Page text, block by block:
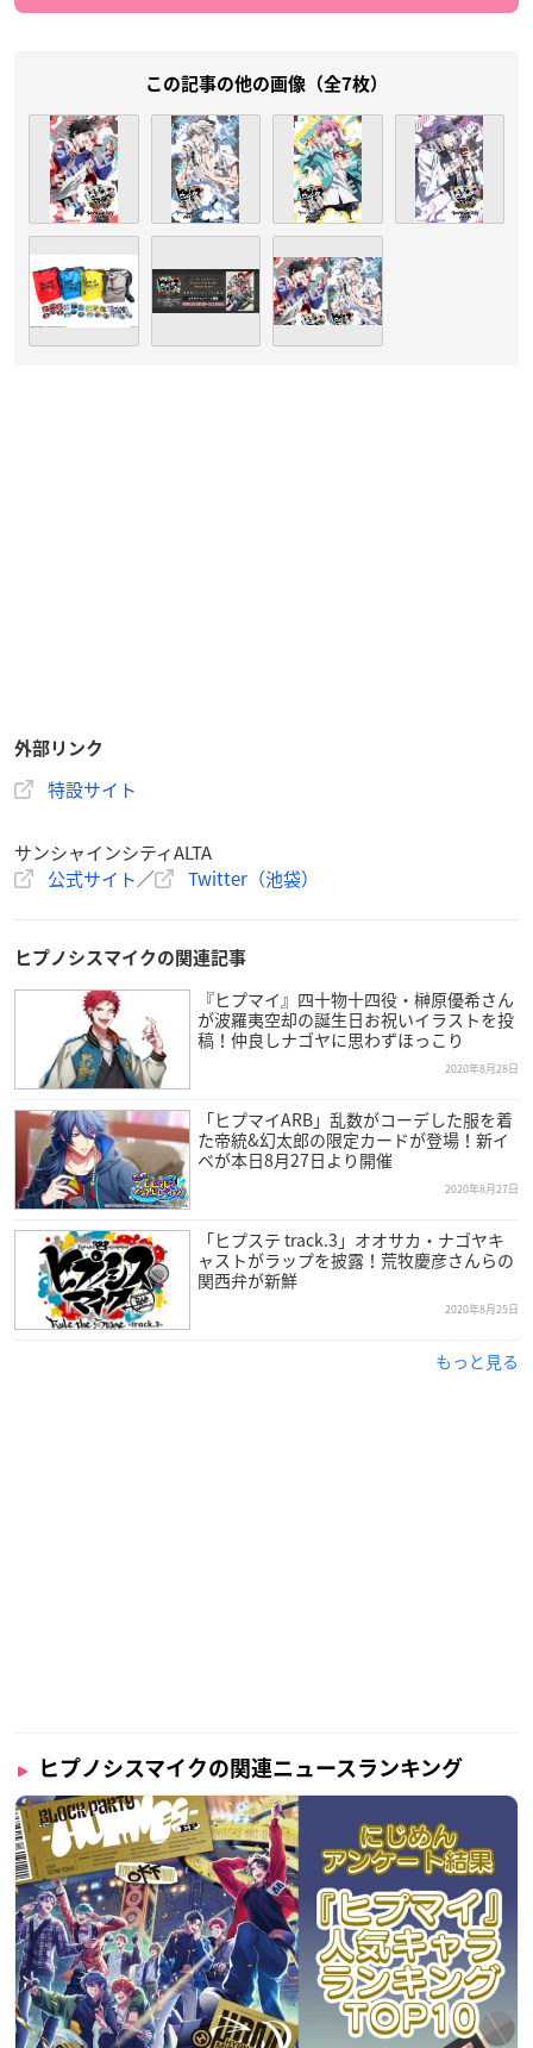
この記事の他の画像（全7枚）
外部リンク
特設サイト
サンシャインシティALTA
公式サイト／ Twitter（池袋）
ヒプノシスマイクの関連記事
『ヒプマイ』四十物十四役・榊原優希さん
が波羅夷空却の誕生日お祝いイラストを投
稿！仲良しナゴヤに思わずほっこり
2020年8月28日
「ヒプマイARB」乱数がコーデした服を着
た帝統&幻太郎の限定カードが登場！新イ
ベが本日8月27日より開催
2020年8月27日
「ヒプステ track.3」オオサカ・ナゴヤキ
ャストがラップを披露！荒牧慶彦さんらの
関西弁が新鮮
2020年8月25日
もっと見る
ヒプノシスマイクの関連ニュースランキング